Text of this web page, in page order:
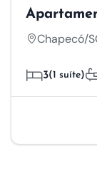
Chapecó/
3(1 suíte)